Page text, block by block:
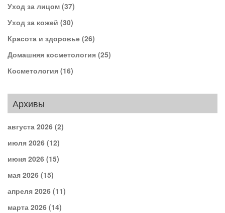
Уход за лицом (37)
Уход за кожей (30)
Красота и здоровье (26)
Домашняя косметология (25)
Косметология (16)
Архивы
августа 2026 (2)
июля 2026 (12)
июня 2026 (15)
мая 2026 (15)
апреля 2026 (11)
марта 2026 (14)